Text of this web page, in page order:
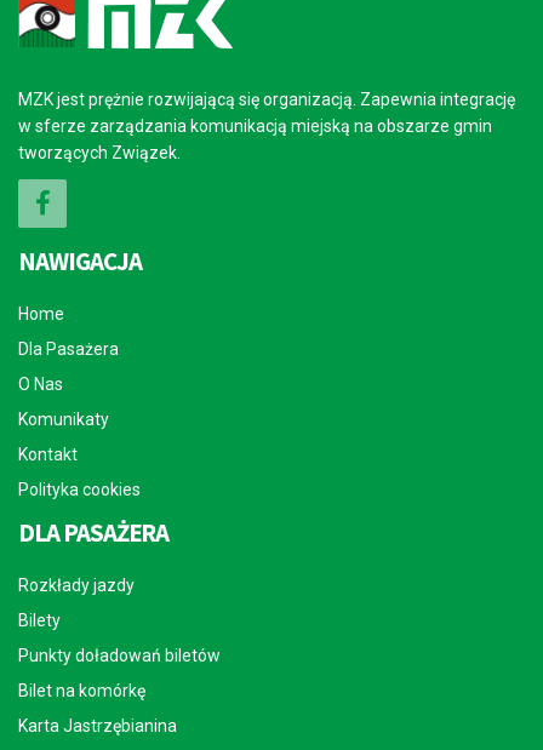
MZK jest prężnie rozwijającą się organizacją. Zapewnia integrację
w sferze zarządzania komunikacją miejską na obszarze gmin
tworzących Związek.
NAWIGACJA
Home
Dla Pasażera
O Nas
Komunikaty
Kontakt
Polityka cookies
DLA PASAŻERA
Rozkłady jazdy
Bilety
Punkty doładowań biletów
Bilet na komórkę
Karta Jastrzębianina